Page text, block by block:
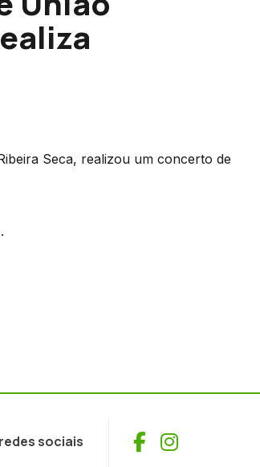
Seca, realizou um concerto de
sociais Facebook
Instagram